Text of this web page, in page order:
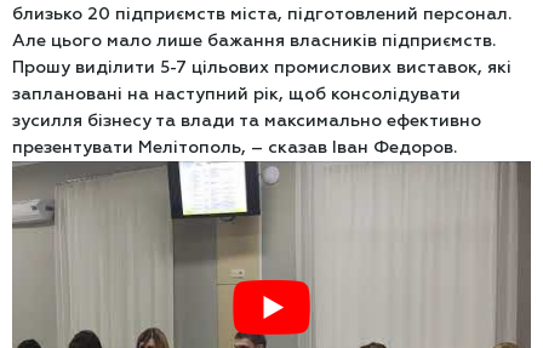
близько 20 підприємств міста, підготовлений персонал.
Але цього мало лише бажання власників підприємств.
Прошу виділити 5-7 цільових промислових виставок, які
заплановані на наступний рік, щоб консолідувати
зусилля бізнесу та влади та максимально ефективно
презентувати Мелітополь, – сказав Іван Федоров.